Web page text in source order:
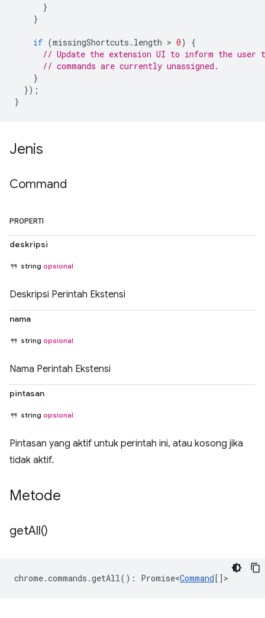
}
}
if (missingShortcuts . length > 0)
{
// Update the extension UI to inform the user
// commands are currently unassigned.
}
});
}
Jenis
Command
PROPERTI
deskripsi
string opsional
Deskripsi Perintah Ekstensi
nama
string opsional
Nama Perintah Ekstensi
pintasan
string opsional
Pintasan yang aktif untuk perintah ini, atau kosong jika
tidak aktif.
Metode
getAll()
chrome.commands .getAll() : Promise<Command[] >